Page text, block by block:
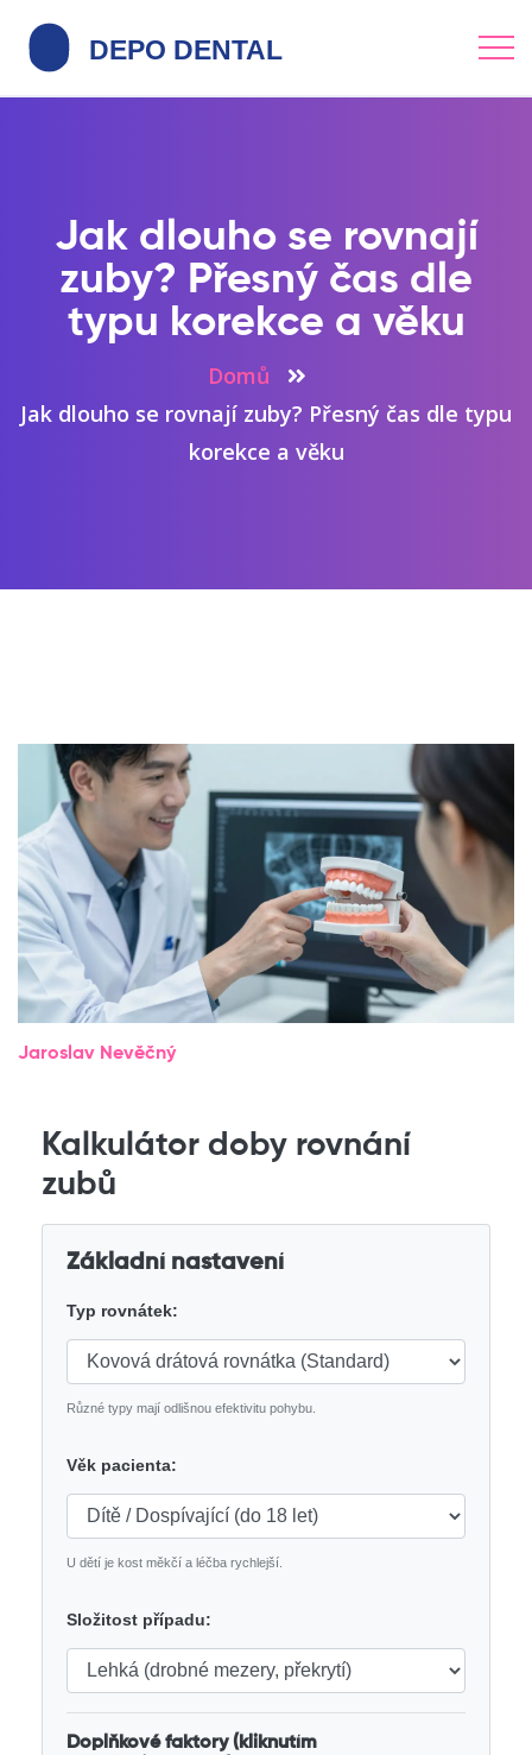
Jak dlouho se rovnají
zuby? Přesný čas dle
typu korekce a věku
Domů
Jak dlouho se rovnají zuby? Přesný čas dle typu
korekce a věku
Jaroslav Nevěčný
Kalkulátor doby rovnání
zubů
Základní nastavení
Typ rovnátek:
Různé typy mají odlišnou efektivitu pohybu.
Věk pacienta:
U dětí je kost měkčí a léčba rychlejší.
Složitost případu:
Doplňkové faktory (kliknutím